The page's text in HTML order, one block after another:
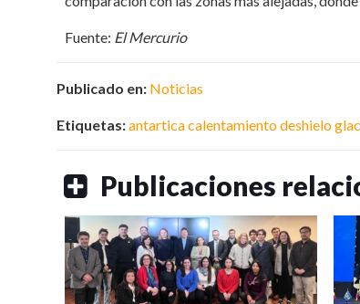
Fuente: El Mercurio
Publicado en: Noticias
Etiquetas:antarticacalentamientodeshielo
Publicaciones